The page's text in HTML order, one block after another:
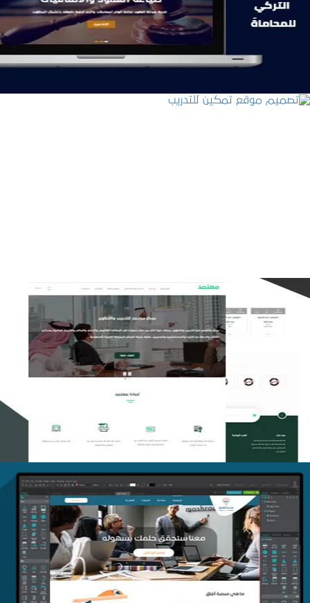
التفاصيل
تصميم منصة معتمد للتدريب
التفاصيل
منصة أفق للتدريب
التفاصيل